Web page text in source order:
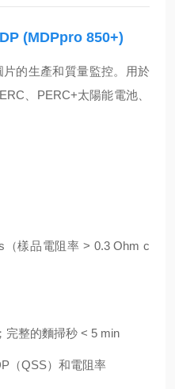
(MDPpro 850+)
的生產和質量監控。用於
、PERC+太陽能電池、
樣品電阻率 > 0.3 Ohm c
完整的麵掃秒 < 5 min
（QSS）和電阻率